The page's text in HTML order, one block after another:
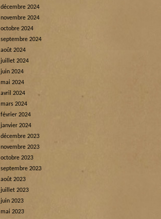
décembre 2024
novembre 2024
octobre 2024
septembre 2024
août 2024
juillet 2024
juin 2024
mai 2024
avril 2024
mars 2024
février 2024
janvier 2024
décembre 2023
novembre 2023
octobre 2023
septembre 2023
août 2023
juillet 2023
juin 2023
mai 2023